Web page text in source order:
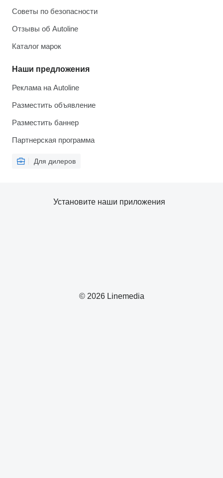
Советы по безопасности
Отзывы об Autoline
Каталог марок
Наши предложения
Реклама на Autoline
Разместить объявление
Разместить баннер
Партнерская программа
Для дилеров
© 2026 Linemedia
Установите наши приложения